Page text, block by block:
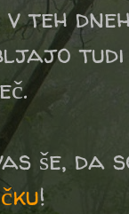
v teh
tudi
še,
!